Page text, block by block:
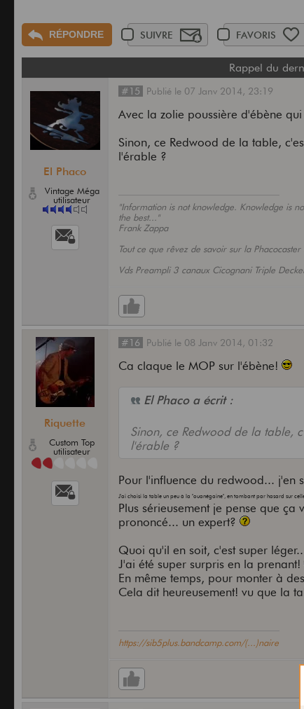
RÉPONDRE SUIVRE FAVORIS
Rappel du
El Phaco
Vintage Méga
utilisateur
#15 Publié le 07 Janv 2014, 23:19
Avec la zolie poussière d'ébène
Sinon, ce Redwood de la table,
l'érable ?
"Information is not knowledge. Knowledge is
the best..."
Frank Zappa
Tout ce que rêvez de savoir sur la
Vds Preampli 3 canaux Cicognani Triple
Riquette
Custom Top
utilisateur
#16 Publié le 08 Janv 2014, 01:32
Ca claque le MOP sur l'ébène!
El Phaco a écrit :
Sinon, ce Redwood de la table,
l'érable ?
Pour l'influence du redwood... j'en
J'ai choisi la table un peu à la "ouanégaine", en tombant par hasard sur
Plus sérieusement je pense que
prononcé... un expert?
Quoi qu'il en soit, c'est super
J'ai été super surpris en la prenant!
En même temps, pour monter à
Cela dit heureusement! vu que la
https://sib5plus.bandcamp.com/(...)naire